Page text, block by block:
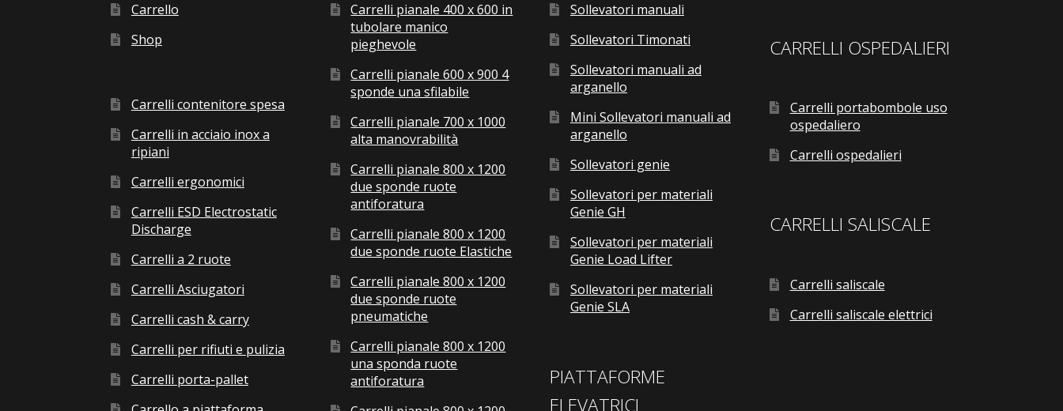
Carrello
Shop
Carrelli contenitore spesa
Carrelli in acciaio inox a
ripiani
Carrelli ergonomici
Carrelli ESD Electrostatic
Discharge
Carrelli a 2 ruote
Carrelli Asciugatori
Carrelli cash & carry
Carrelli per rifiuti e pulizia
Carrelli porta-pallet
Carrelli pianale 400 x 600 in
tubolare manico
pieghevole
Carrelli pianale 600 x 900 4
sponde una sfilabile
Carrelli pianale 700 x 1000
alta manovrabilità
Carrelli pianale 800 x 1200
due sponde ruote
antiforatura
Carrelli pianale 800 x 1200
due sponde ruote Elastiche
Carrelli pianale 800 x 1200
due sponde ruote
pneumatiche
Carrelli pianale 800 x 1200
una sponda ruote
antiforatura
Sollevatori manuali
Sollevatori Timonati
Sollevatori manuali ad
arganello
Mini Sollevatori manuali ad
arganello
Sollevatori genie
Sollevatori per materiali
Genie GH
Sollevatori per materiali
Genie Load Lifter
Sollevatori per materiali
Genie SLA
PIATTAFORME
ELEVATRICI
CARRELLI OSPEDALIERI
Carrelli portabombole uso
ospedaliero
Carrelli ospedalieri
CARRELLI SALISCALE
Carrelli saliscale
Carrelli saliscale elettrici